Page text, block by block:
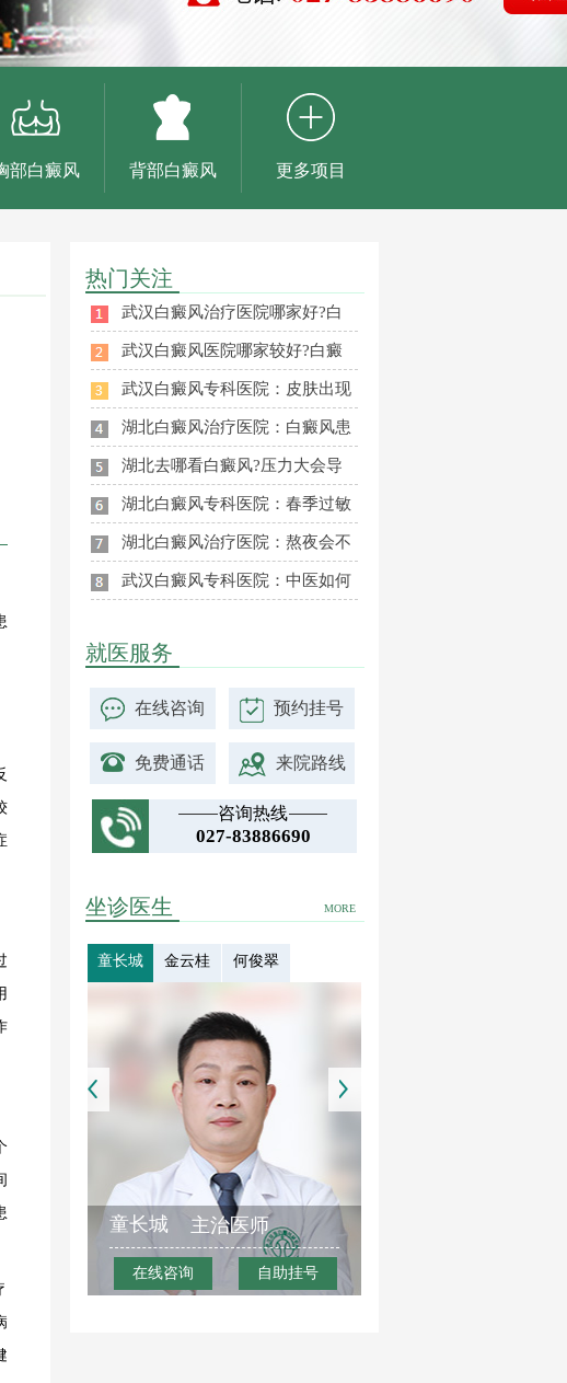
部白癜风 背部白癜风 更多项目
热门关注
武汉白癜风治疗医院哪家好?白
武汉白癜风医院哪家较好?白癜
武汉白癜风专科医院：皮肤出现
湖北白癜风治疗医院：白癜风患
湖北去哪看白癜风?压力大会导
湖北白癜风专科医院：春季过敏
湖北白癜风治疗医院：熬夜会不
武汉白癜风专科医院：中医如何
就医服务
在线咨询 预约挂号
免费通话 来院路线
咨询热线
027-83886690
MORE
坐诊医生
童长城 金云桂 何俊翠
童长城 主治医师
在线咨询 自助挂号